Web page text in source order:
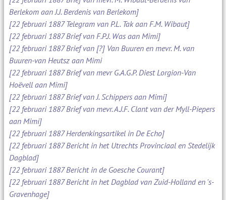
Berlekom aan J.J. Berdenis van Berlekom]
[22 februari 1887 Telegram van P.L. Tak aan F.M. Wibaut]
[22 februari 1887 Brief van F.P.J. Was aan Mimi]
[22 februari 1887 Brief van [?] Van Buuren en mevr. M. van
Buuren-van Heutsz aan Mimi
[22 februari 1887 Brief van mevr G.A.G.P. Diest Lorgion-Van
Hoëvell aan Mimi]
[22 februari 1887 Brief van J. Schippers aan Mimi]
[22 februari 1887 Brief van mevr. A.J.F. Clant van der Myll-Piepers
aan Mimi]
[22 februari 1887 Herdenkingsartikel in De Echo]
[22 februari 1887 Bericht in het Utrechts Provinciaal en Stedelijk
Dagblad]
[22 februari 1887 Bericht in de Goesche Courant]
[22 februari 1887 Bericht in het Dagblad van Zuid-Holland en 's-
Gravenhage]